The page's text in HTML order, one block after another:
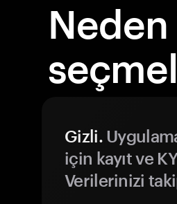
Neden
Gizli.
için kayıt ve
Verilerinizi